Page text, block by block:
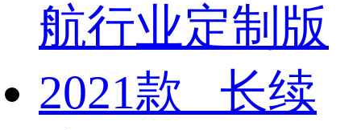
航行业定制版
2021款 长续